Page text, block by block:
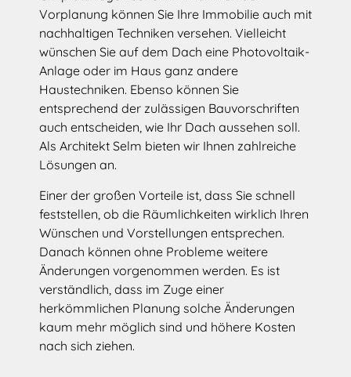
Vorplanung können Sie Ihre Immobilie auch mit
nachhaltigen Techniken versehen. Vielleicht
wünschen Sie auf dem Dach eine Photovoltaik-
Anlage oder im Haus ganz andere
Haustechniken. Ebenso können Sie
entsprechend der zulässigen Bauvorschriften
auch entscheiden, wie Ihr Dach aussehen soll.
Als Architekt Selm bieten wir Ihnen zahlreiche
Lösungen an.
Einer der großen Vorteile ist, dass Sie schnell
feststellen, ob die Räumlichkeiten wirklich Ihren
Wünschen und Vorstellungen entsprechen.
Danach können ohne Probleme weitere
Änderungen vorgenommen werden. Es ist
verständlich, dass im Zuge einer
herkömmlichen Planung solche Änderungen
kaum mehr möglich sind und höhere Kosten
nach sich ziehen.